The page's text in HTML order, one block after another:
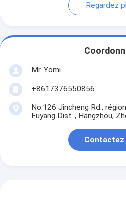
Regardez
Mr. Yomi
+8617376550856
No.126 Jincheng Rd.,
Fuyang Dist. , Hangzhou,
Contactez